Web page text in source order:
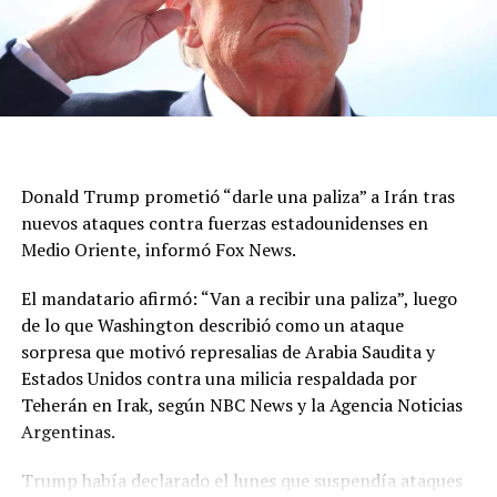
Donald Trump prometió “darle una paliza” a Irán tras
nuevos ataques contra fuerzas estadounidenses en
Medio Oriente, informó Fox News.
El mandatario afirmó: “Van a recibir una paliza”, luego
de lo que Washington describió como un ataque
sorpresa que motivó represalias de Arabia Saudita y
Estados Unidos contra una milicia respaldada por
Teherán en Irak, según NBC News y la Agencia Noticias
Argentinas.
Trump había declarado el lunes que suspendía ataques